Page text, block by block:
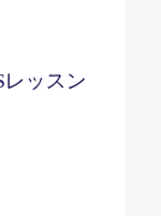
レッスン